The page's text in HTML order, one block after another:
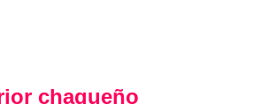
chaqueño